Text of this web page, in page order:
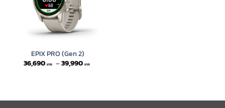
EPIX PRO (Gen 2)
36,690
–39,990